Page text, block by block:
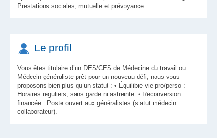
Prestations sociales, mutuelle et prévoyance.
Le profil
Vous êtes titulaire d’un DES/CES de Médecine du travail ou
Médecin généraliste prêt pour un nouveau défi, nous vous
proposons bien plus qu’un statut : • Équilibre vie pro/perso :
Horaires réguliers, sans garde ni astreinte. • Reconversion
financée : Poste ouvert aux généralistes (statut médecin
collaborateur).